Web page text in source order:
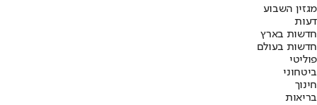
מגזין השבוע
דעות
חדשות בארץ
חדשות בעולם
פוליטי
ביטחוני
חינוך
בריאות